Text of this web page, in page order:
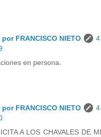
FRANCISCO NIETO
en persona.
FRANCISCO NIETO
A LOS CHAVALES DE